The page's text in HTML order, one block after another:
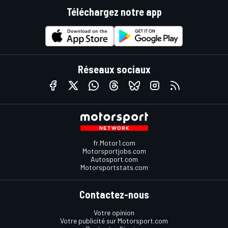
Téléchargez notre app
Réseaux sociaux
fr.Motor1.com
Motorsportjobs.com
Autosport.com
Motorsportstats.com
Contactez-nous
Votre opinion
Votre publicité sur Motorsport.com